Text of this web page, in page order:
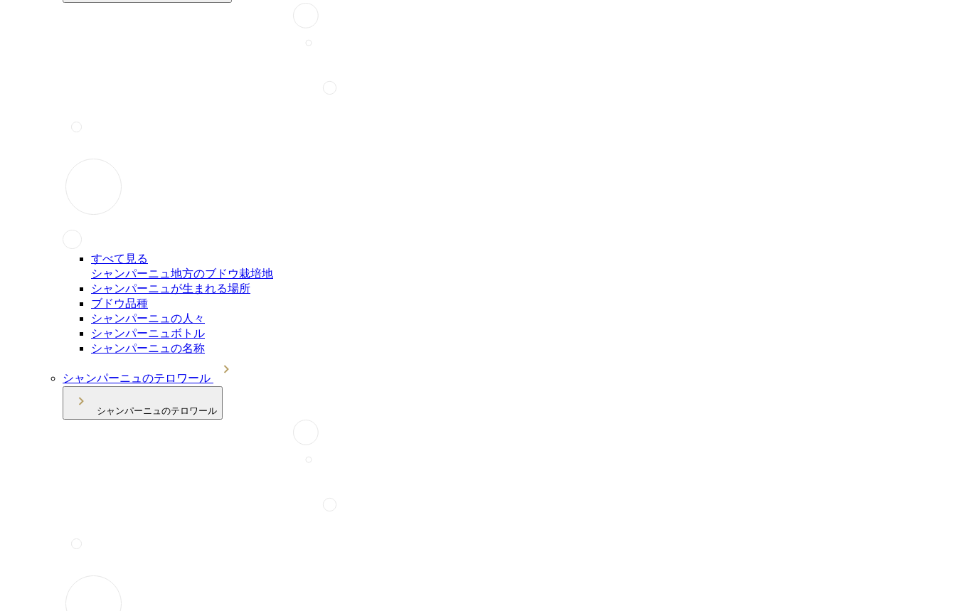
すべて見る
シャンパーニュ地方のブドウ栽培地
シャンパーニュが生まれる場所
ブドウ品種
シャンパーニュの人々
シャンパーニュボトル
シャンパーニュの名称
シャンパーニュのテロワール
シャンパーニュのテロワール